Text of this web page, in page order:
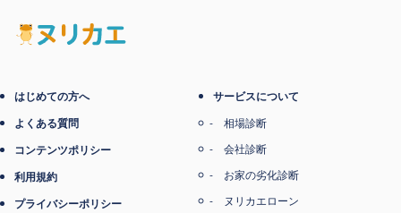
はじめての方へ
よくある質問
コンテンツポリシー
利用規約
プライバシーポリシー
サービスについて
相場診断
会社診断
お家の劣化診断
ヌリカエローン